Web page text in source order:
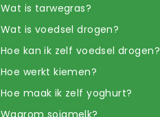
Wat is tarwegras?
Wat is voedsel drogen?
Hoe kan ik zelf voedsel drogen?
Hoe werkt kiemen?
Hoe maak ik zelf yoghurt?